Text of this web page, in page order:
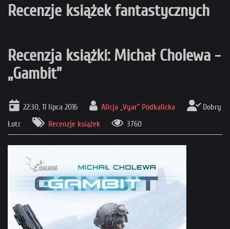
Recenzje książek fantastycznych
Recenzja książki: Michał Cholewa -
„Gambit”
22:30, 11 lipca 2016 Alicja „Vyar” Podkalicka
Dobry
Łotr
Recenzje książek 3760